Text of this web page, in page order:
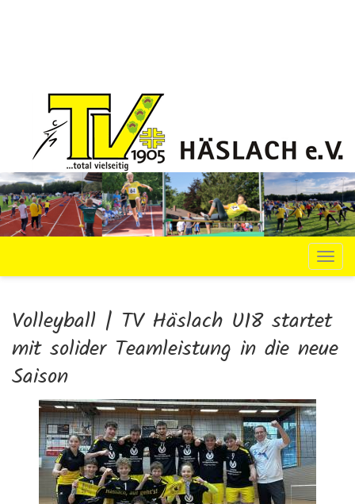
Volleyball | TV Häslach U18 startet
mit solider Teamleistung in die neue
Saison